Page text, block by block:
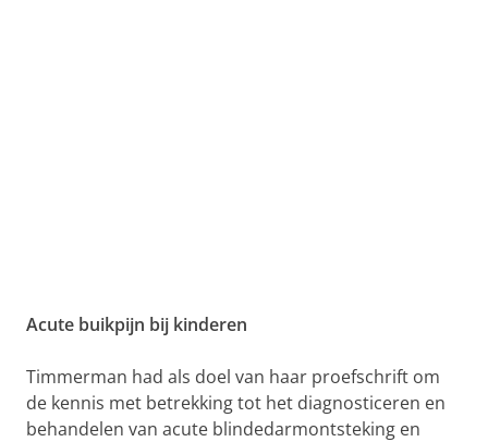
Acute buikpijn bij kinderen
Timmerman had als doel van haar proefschrift om
de kennis met betrekking tot het diagnosticeren en
behandelen van acute blindedarmontsteking en